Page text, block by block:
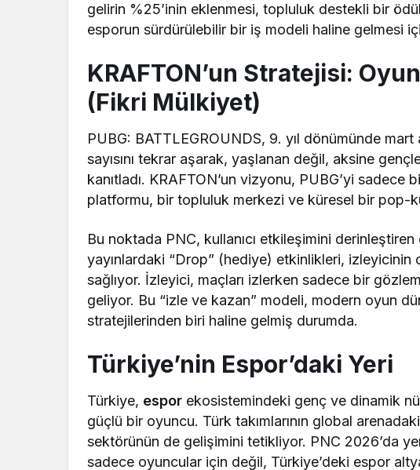
gelirin %25’inin eklenmesi, topluluk destekli bir
esporun sürdürülebilir bir iş modeli haline gelmesi
KRAFTON’un Stratejisi:
(Fikri Mülkiyet)
PUBG: BATTLEGROUNDS, 9. yıl dönümünde
sayısını tekrar aşarak, yaşlanan değil, aksine
kanıtladı. KRAFTON’un vizyonu, PUBG’yi
platformu, bir topluluk merkezi ve küresel bir pop-
Bu noktada PNC, kullanıcı etkileşimini
yayınlardaki “Drop” (hediye) etkinlikleri,
sağlıyor. İzleyici, maçları izlerken sadece bir
geliyor. Bu “izle ve kazan” modeli, modern oyun
stratejilerinden biri haline gelmiş durumda.
Türkiye’nin Espor’daki Yeri
Türkiye, espor ekosistemindeki genç ve dinamik
güçlü bir oyuncu. Türk takımlarının global
sektörünün de gelişimini tetikliyor. PNC 2026’da yer
sadece oyuncular için değil, Türkiye’deki espor